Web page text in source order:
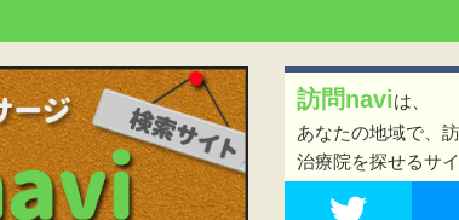
訪問naviは、
あなたの地域で、
治療院を探せるサ